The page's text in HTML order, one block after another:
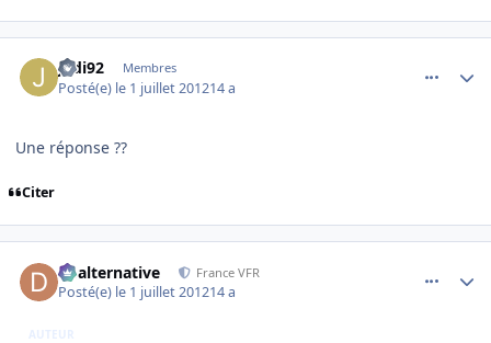
Jedi92 Membres
Posté(e) le 1 juillet 201214 a
Une réponse ??
Citer
dbalternative France VFR
Posté(e) le 1 juillet 201214 a
AUTEUR